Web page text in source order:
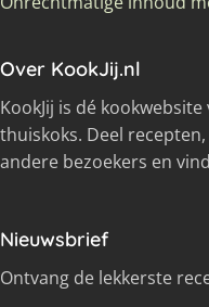
Over KookJij.nl
KookJij is dé
thuiskoks. Deel
andere bezoekers en
Nieuwsbrief
Ontvang de lekkerste